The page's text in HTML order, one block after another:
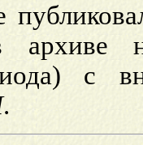
архиве
с
.